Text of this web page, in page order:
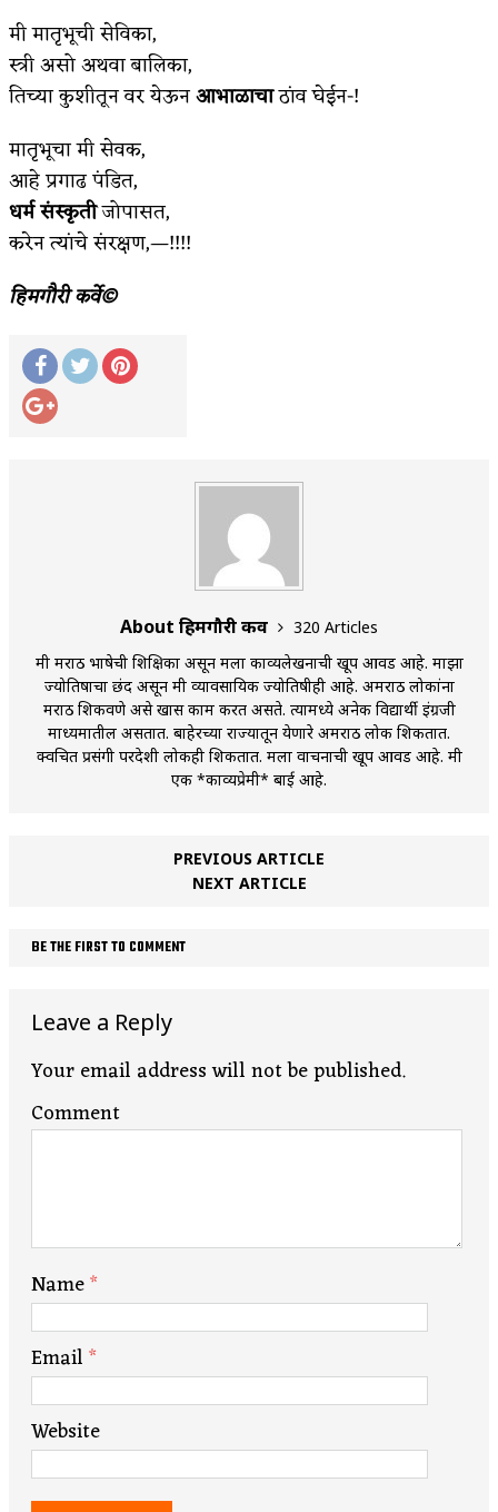
मी मातृभूची सेविका,
स्त्री असो अथवा बालिका,
तिच्या कुशीतून वर येऊनआभाळाचाठांव घेईन-!
मातृभूचा मी सेवक,
आहे प्रगाढ पंडित,
धर्म संस्कृतीजोपासत,
करेन त्यांचे संरक्षण,—!!!!
हिमगौरी कर्वे©
About हिमगौरी कर्वे
320 Articles
मी मराठी भाषेची शिक्षिका असून मला काव्यलेखनाची खूप आवड आहे. माझा
ज्योतिषाचा छंद असून मी व्यावसायिक ज्योतिषीही आहे. अमराठी लोकांना
मराठी शिकवणे असे खास काम करत असते. त्यामध्ये अनेक विद्यार्थी इंग्रजी
माध्यमातील असतात. बाहेरच्या राज्यातून येणारे अमराठी लोक शिकतात.
क्वचित प्रसंगी परदेशी लोकही शिकतात. मला वाचनाची खूप आवड आहे. मी
एक *काव्यप्रेमी* बाई आहे.
PREVIOUS ARTICLE
NEXT ARTICLE
BE THE FIRST TO COMMENT
Leave a Reply
Your email address will not be published.
Comment
Name*
Email*
Website